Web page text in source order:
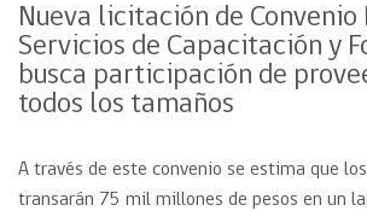
Nueva licitación de Convenio
Servicios de Capacitación y
busca participación de
todos los tamaños
A través de este convenio se estima que
transarán 75 mil millones de pesos en un